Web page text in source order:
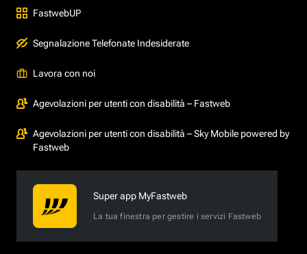
FastwebUP
Segnalazione Telefonate Indesiderate
Lavora con noi
Agevolazioni per utenti con disabilità – Fastweb
Agevolazioni per utenti con disabilità – Sky Mobile powered by
Fastweb
Super app MyFastweb
La tua finestra per gestire i servizi Fastweb